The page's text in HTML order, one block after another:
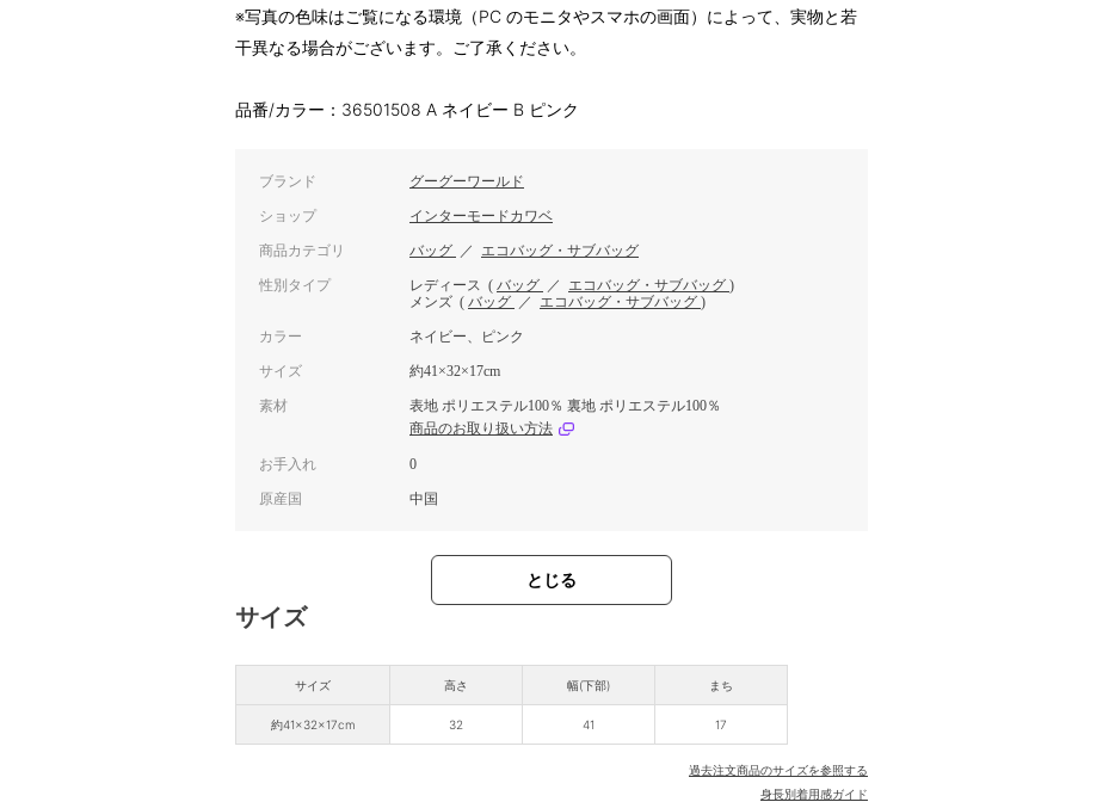
※写真の色味はご覧になる環境（PC のモニタやスマホの画面）によって、実物と若
干異なる場合がございます。ご了承ください。
品番/カラー：36501508 A ネイビー B ピンク
ブランド グーグーワールド
ショップ インターモードカワベ
商品カテゴリ バッグ ／ エコバッグ・サブバッグ
性別タイプ レディース ( バッグ ／ エコバッグ・サブバッグ )
メンズ ( バッグ ／ エコバッグ・サブバッグ )
カラー ネイビー、ピンク
サイズ 約41×32×17cm
素材
表地 ポリエステル100％ 裏地 ポリエステル100％
商品のお取り扱い方法
お手入れ 0
原産国 中国
とじる
サイズ
サイズ
約41×32×17cm
高さ 幅(下部) まち
32 41 17
過去注文商品のサイズを参照する
身長別着用感ガイド